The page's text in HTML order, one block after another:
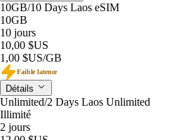
10GB/10 Days Laos eSIM
10GB
10 jours
10,00 $US
1,00 $US/GB
Faible latence
Détails
Unlimited/2 Days Laos Unlimited
Illimité
2 jours